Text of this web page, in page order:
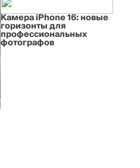
Камера iPhone 16: новые
горизонты для
профессиональных
фотографов